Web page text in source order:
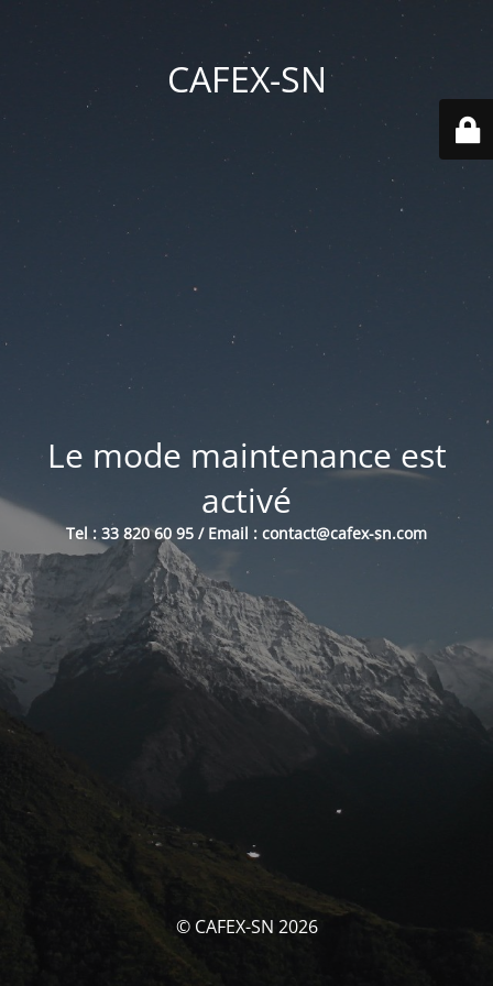
CAFEX-SN
Le mode maintenance est
activé
Tel : 33 820 60 95 / Email : contact@cafex-sn.com
© CAFEX-SN 2026